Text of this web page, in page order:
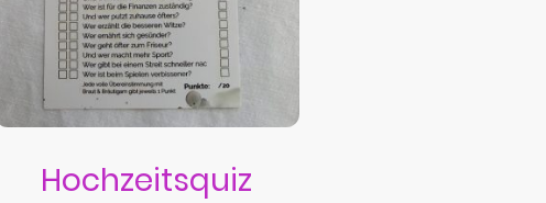
Hochzeitsquiz